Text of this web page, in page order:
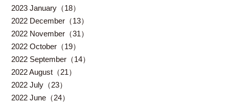
2023 January（18）
2022 December（13）
2022 November（31）
2022 October（19）
2022 September（14）
2022 August（21）
2022 July（23）
2022 June（24）